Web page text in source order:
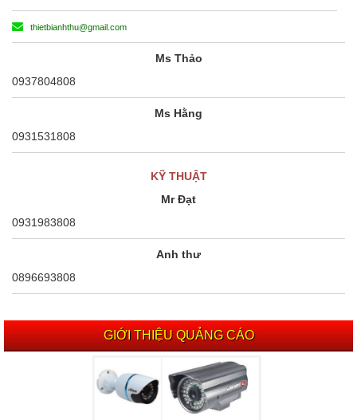
thietbianhthu@gmail.com
Ms Thảo
0937804808
Ms Hằng
0931531808
KỸ THUẬT
Mr Đạt
0931983808
Anh thư
0896693808
GIỚI THIỆU QUẢNG CÁO